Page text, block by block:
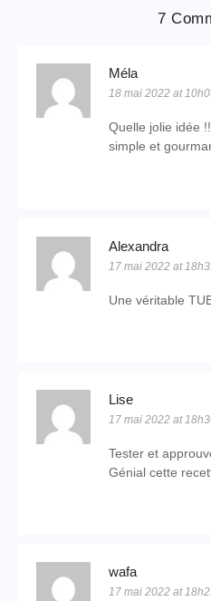
7
Méla
18 mai 2022 at
Quelle jolie idée
simple et
Alexandra
17 mai 2022 at
Une véritable
Lise
17 mai 2022 at
Tester et
Génial cette
wafa
17 mai 2022 at